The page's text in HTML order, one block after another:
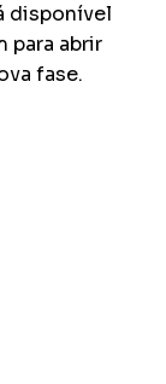
disponível
para abrir
fase.